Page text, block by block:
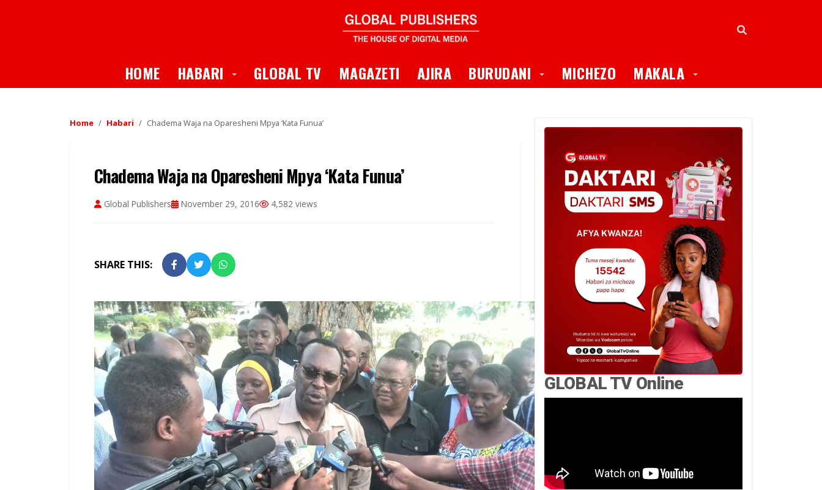
HOME HABARI Toggle Dropdown
GLOBAL TV MAGAZETI AJIRA BURUDANI Toggle Dropdown
MICHEZO MAKALA Toggle Dropdown
Home Habari Chadema Waja na Oparesheni Mpya ‘Kata Funua’
Chadema Waja na Oparesheni Mpya ‘Kata Funua’
Global Publishers November 29, 2016 4,582 views
SHARE THIS:
GLOBAL TV Online